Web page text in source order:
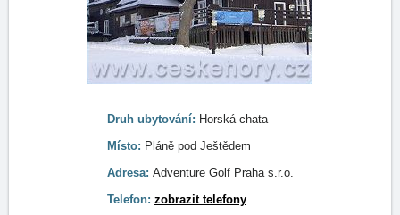
Druh ubytování: Horská chata
Místo: Pláně pod Ještědem
Adresa: Adventure Golf Praha s.r.o.
Telefon: zobrazit telefony